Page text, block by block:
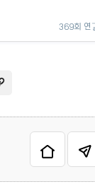
369회 연